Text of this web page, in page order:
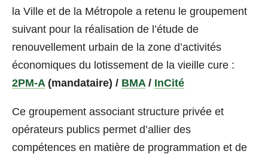
la Ville et de la Métropole a retenu le groupement
suivant pour la réalisation de l’étude de
renouvellement urbain de la zone d’activités
économiques du lotissement de la vieille cure :
2PM-A (mandataire) / BMA / InCité
Ce groupement associant structure privée et
opérateurs publics permet d’allier des
compétences en matière de programmation et de